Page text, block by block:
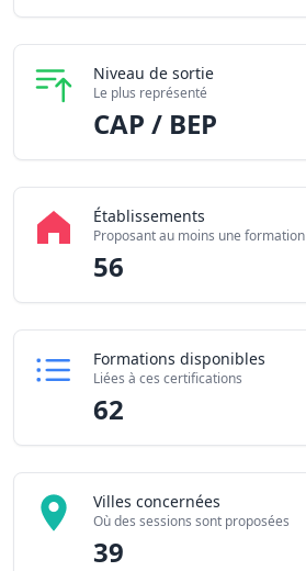
Niveau de sortie
Le plus représenté
CAP / BEP
Établissements
Proposant au moins une formation
56
Formations disponibles
Liées à ces certifications
62
Villes concernées
Où des sessions sont proposées
39